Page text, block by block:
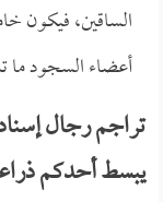
الساقين، فيكون
أعضاء السجود ما
تراجم رجال
يبسط أحدكم